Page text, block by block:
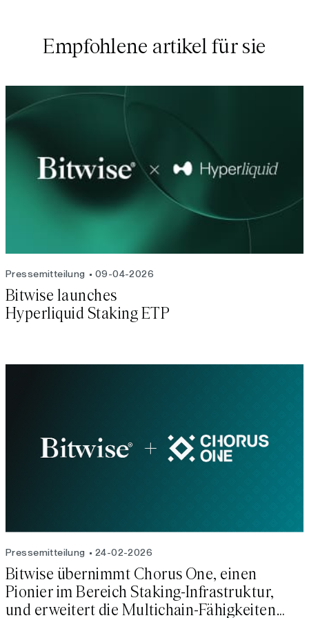
Empfohlene artikel für sie
Pressemitteilung 09-04-2026
Bitwise launches
Hyperliquid Staking ETP
Pressemitteilung 24-02-2026
Bitwise übernimmt Chorus One, einen
Pionier im Bereich Staking-Infrastruktur,
und erweitert die Multichain-Fähigkeiten